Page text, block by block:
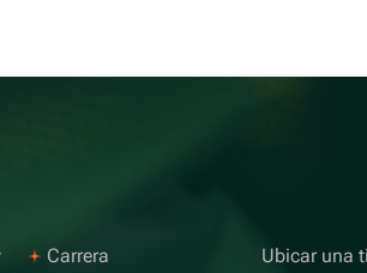
Carrera Ubicar una